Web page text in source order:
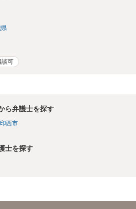
談可
ら弁護士を探す
印西市
士を探す